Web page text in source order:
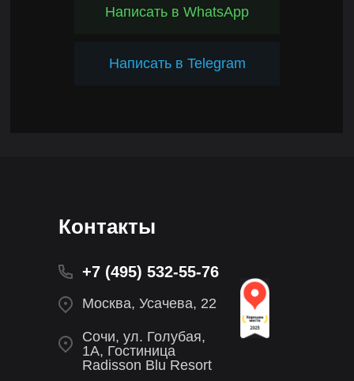
Написать в WhatsApp
Написать в Telegram
Контакты
+7 (495) 532-55-76
Москва, Усачева, 22
Сочи, ул. Голубая,
1А, Гостиница
Radisson Blu Resort